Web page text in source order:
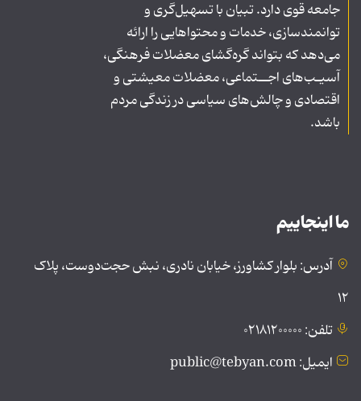
جامعه قوی دارد. تبیان با تسهیل‌گری و
توانمندسازی، خدمات و محتواهایی را ارائه
می‌دهد که بتواند گره‌گشای معضلات فرهنگی،
آسیـب‌های اجــتماعی، معضلات معیشتی و
اقتصادی و چالش‌های سیاسی در زندگی مردم
باشد.
ما اینجاییم
آدرس: بلوار کشاورز، خیابان نادری، نبش حجت‌دوست، پلاک
۱۲
تلفن: ۰۲۱۸۱۲۰۰۰۰۰
ایمیل: public@tebyan.com